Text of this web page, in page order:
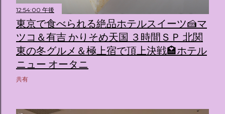
12:54:00 午後
東京で食べられる絶品ホテルスイーツ🍰マ
ツコ＆有吉 かりそめ天国 ３時間ＳＰ 北関
東の冬グルメ＆極上宿で頂上決戦🏩ホテル
ニュー オータニ
共有